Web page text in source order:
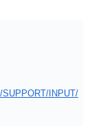
INPUT/